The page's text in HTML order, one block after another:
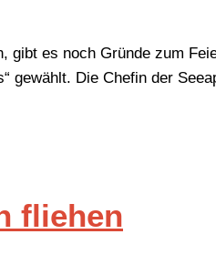
es noch Gründe zum
gewählt. Die Chefin der
fliehen